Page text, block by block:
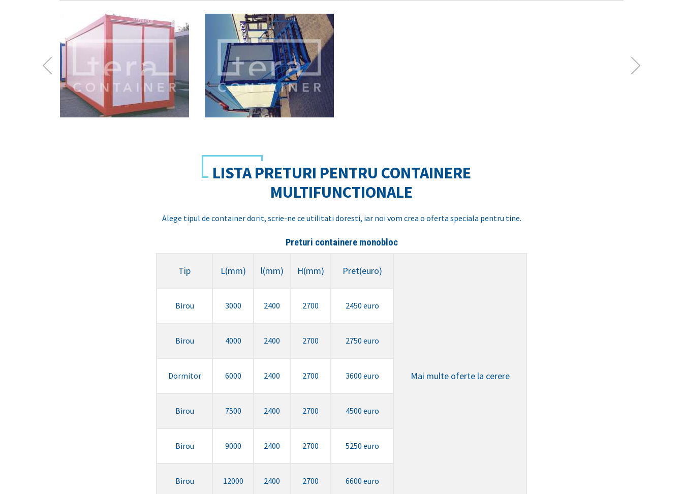
LISTA PRETURI PENTRU CONTAINERE
MULTIFUNCTIONALE
Alege tipul de container dorit, scrie-ne ce utilitati doresti, iar noi vom crea o oferta speciala pentru tine.
Preturi containere monobloc
Tip L(mm) l(mm) H(mm) Pret(euro)
Mai multe oferte la cerere
Birou 3000 2400 2700 2450 euro
Birou 4000 2400 2700 2750 euro
Dormitor 6000 2400 2700 3600 euro
Birou 7500 2400 2700 4500 euro
Birou 9000 2400 2700 5250 euro
Birou 12000 2400 2700 6600 euro